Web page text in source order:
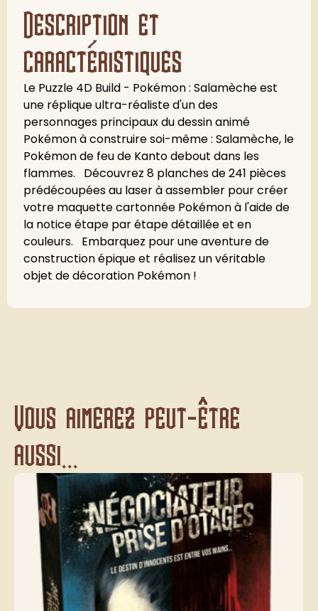
Description et
caractéristiques
Le Puzzle 4D Build - Pokémon : Salamèche est
une réplique ultra-réaliste d'un des
personnages principaux du dessin animé
Pokémon à construire soi-même : Salamèche, le
Pokémon de feu de Kanto debout dans les
flammes. Découvrez 8 planches de 241 pièces
prédécoupées au laser à assembler pour créer
votre maquette cartonnée Pokémon à l'aide de
la notice étape par étape détaillée et en
couleurs. Embarquez pour une aventure de
construction épique et réalisez un véritable
objet de décoration Pokémon !
Vous aimerez peut-être
aussi...